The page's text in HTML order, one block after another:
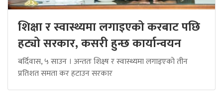
शिक्षा र स्वास्थ्यमा लगाइएको करबाट पछि
हट्यो सरकार, कसरी हुन्छ कार्यान्वयन
बर्दिवास, ५ साउन । अन्ततः शिक्ष्ष र स्वास्थ्यमा लगाइएको तीन
प्रतिशत समता कर हटाउन सरकार